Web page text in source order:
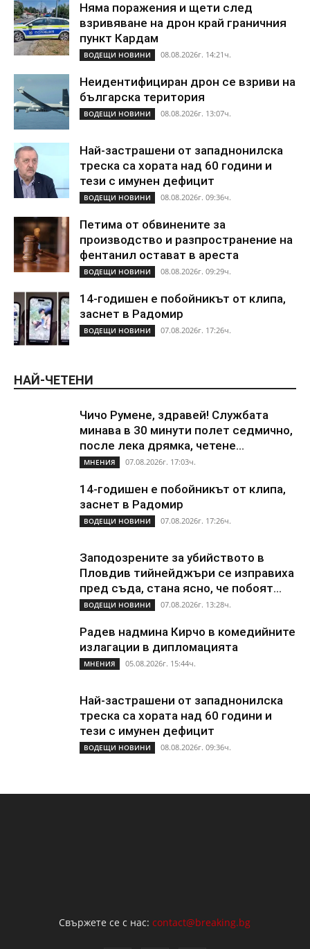
Няма поражения и щети след
взривяване на дрон край граничния
пункт Кардам
ВОДЕЩИ НОВИНИ 08.08.2026г. 14:21ч.
Неидентифициран дрон се взриви на
българска територия
ВОДЕЩИ НОВИНИ 08.08.2026г. 13:07ч.
Най-застрашени от западнонилска
треска са хората над 60 години и
тези с имунен дефицит
ВОДЕЩИ НОВИНИ 08.08.2026г. 09:36ч.
Петима от обвинените за
производство и разпространение на
фентанил остават в ареста
ВОДЕЩИ НОВИНИ 08.08.2026г. 09:29ч.
14-годишен е побойникът от клипа,
заснет в Радомир
ВОДЕЩИ НОВИНИ 07.08.2026г. 17:26ч.
НАЙ-ЧЕТЕНИ
Чичо Румене, здравей! Службата
минава в 30 минути полет седмично,
после лека дрямка, четене...
МНЕНИЯ 07.08.2026г. 17:03ч.
14-годишен е побойникът от клипа,
заснет в Радомир
ВОДЕЩИ НОВИНИ 07.08.2026г. 17:26ч.
Заподозрените за убийството в
Пловдив тийнейджъри се изправиха
пред съда, стана ясно, че побоят...
ВОДЕЩИ НОВИНИ 07.08.2026г. 13:28ч.
Радев надмина Кирчо в комедийните
излагации в дипломацията
МНЕНИЯ 05.08.2026г. 15:44ч.
Най-застрашени от западнонилска
треска са хората над 60 години и
тези с имунен дефицит
ВОДЕЩИ НОВИНИ 08.08.2026г. 09:36ч.
Свържете се с нас:contact@breaking.bg